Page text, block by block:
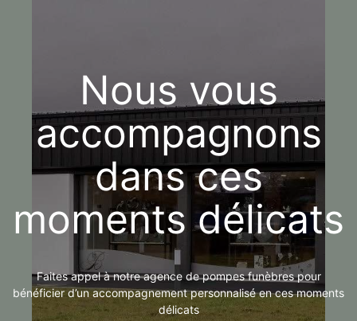
Nous vous
accompagnons
dans ces
moments délicats
Faites appel à notre agence de pompes funèbres pour
bénéficier d’un accompagnement personnalisé en ces moments
délicats